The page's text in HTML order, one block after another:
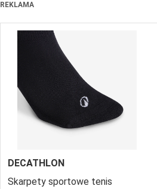
REKLAMA
DECATHLON
Skarpety sportowe tenis